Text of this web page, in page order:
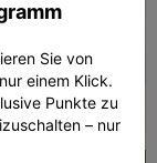
Sie von
einem Klick.
Punkte zu
– nur